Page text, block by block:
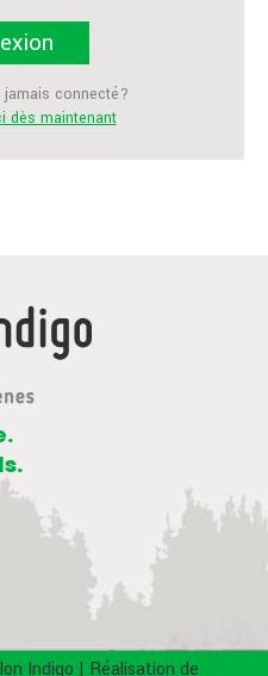
connecté?
dès maintenant
Indigo | Réalisation de